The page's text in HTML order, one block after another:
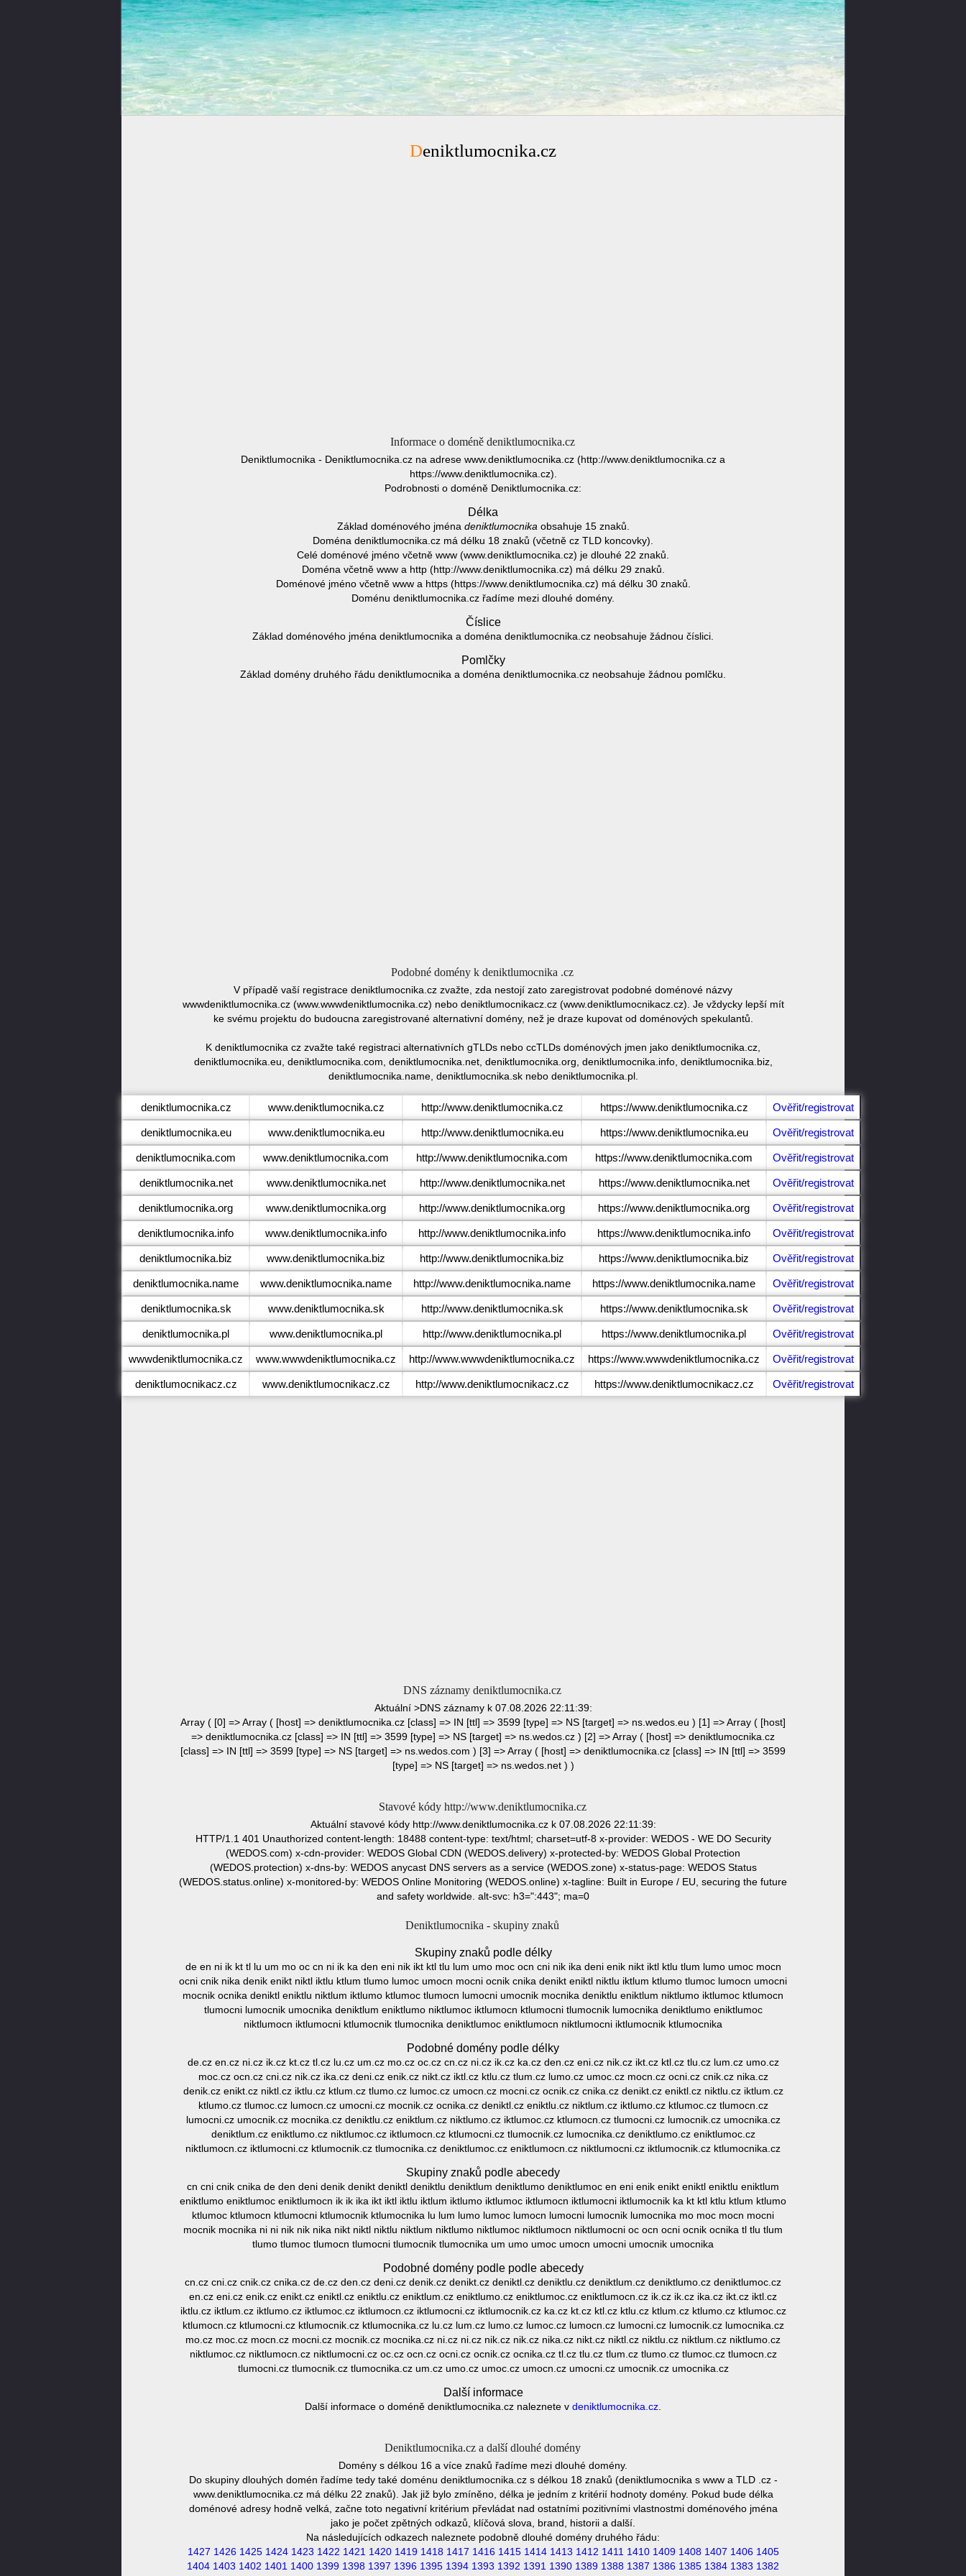
Deniktlumocnika.cz
Informace o doméně deniktlumocnika.cz
Deniktlumocnika - Deniktlumocnika.cz na adrese www.deniktlumocnika.cz (http://www.deniktlumocnika.cz a
https://www.deniktlumocnika.cz).
Podrobnosti o doméně Deniktlumocnika.cz:
Délka
Základ doménového jména deniktlumocnika obsahuje 15 znaků.
Doména deniktlumocnika.cz má délku 18 znaků (včetně cz TLD koncovky).
Celé doménové jméno včetně www (www.deniktlumocnika.cz) je dlouhé 22 znaků.
Doména včetně www a http (http://www.deniktlumocnika.cz) má délku 29 znaků.
Doménové jméno včetně www a https (https://www.deniktlumocnika.cz) má délku 30 znaků.
Doménu deniktlumocnika.cz řadíme mezi dlouhé domény.
Číslice
Základ doménového jména deniktlumocnika a doména deniktlumocnika.cz neobsahuje žádnou číslici.
Pomlčky
Základ domény druhého řádu deniktlumocnika a doména deniktlumocnika.cz neobsahuje žádnou pomlčku.
Podobné domény k deniktlumocnika .cz
V případě vaší registrace deniktlumocnika.cz zvažte, zda nestojí zato zaregistrovat podobné doménové názvy
wwwdeniktlumocnika.cz (www.wwwdeniktlumocnika.cz) nebo deniktlumocnikacz.cz (www.deniktlumocnikacz.cz). Je vždycky lepší mít
ke svému projektu do budoucna zaregistrované alternativní domény, než je draze kupovat od doménových spekulantů.
K deniktlumocnika cz zvažte také registraci alternativních gTLDs nebo ccTLDs doménových jmen jako deniktlumocnika.cz,
deniktlumocnika.eu, deniktlumocnika.com, deniktlumocnika.net, deniktlumocnika.org, deniktlumocnika.info, deniktlumocnika.biz,
deniktlumocnika.name, deniktlumocnika.sk nebo deniktlumocnika.pl.
deniktlumocnika.cz www.deniktlumocnika.cz http://www.deniktlumocnika.cz https://www.deniktlumocnika.cz Ověřit/registrovat
deniktlumocnika.eu www.deniktlumocnika.eu http://www.deniktlumocnika.eu https://www.deniktlumocnika.eu Ověřit/registrovat
deniktlumocnika.com www.deniktlumocnika.com http://www.deniktlumocnika.com https://www.deniktlumocnika.com Ověřit/registrovat
deniktlumocnika.net www.deniktlumocnika.net http://www.deniktlumocnika.net https://www.deniktlumocnika.net Ověřit/registrovat
deniktlumocnika.org www.deniktlumocnika.org http://www.deniktlumocnika.org https://www.deniktlumocnika.org Ověřit/registrovat
deniktlumocnika.info www.deniktlumocnika.info http://www.deniktlumocnika.info https://www.deniktlumocnika.info Ověřit/registrovat
deniktlumocnika.biz www.deniktlumocnika.biz http://www.deniktlumocnika.biz https://www.deniktlumocnika.biz Ověřit/registrovat
deniktlumocnika.name www.deniktlumocnika.name http://www.deniktlumocnika.name https://www.deniktlumocnika.name Ověřit/registrovat
deniktlumocnika.sk www.deniktlumocnika.sk http://www.deniktlumocnika.sk https://www.deniktlumocnika.sk Ověřit/registrovat
deniktlumocnika.pl www.deniktlumocnika.pl http://www.deniktlumocnika.pl https://www.deniktlumocnika.pl Ověřit/registrovat
wwwdeniktlumocnika.cz www.wwwdeniktlumocnika.cz http://www.wwwdeniktlumocnika.cz https://www.wwwdeniktlumocnika.cz Ověřit/registrovat
deniktlumocnikacz.cz www.deniktlumocnikacz.cz http://www.deniktlumocnikacz.cz https://www.deniktlumocnikacz.cz Ověřit/registrovat
DNS záznamy deniktlumocnika.cz
Aktuální >DNS záznamy k 07.08.2026 22:11:39:
Array ( [0] => Array ( [host] => deniktlumocnika.cz [class] => IN [ttl] => 3599 [type] => NS [target] => ns.wedos.eu ) [1] => Array ( [host]
=> deniktlumocnika.cz [class] => IN [ttl] => 3599 [type] => NS [target] => ns.wedos.cz ) [2] => Array ( [host] => deniktlumocnika.cz
[class] => IN [ttl] => 3599 [type] => NS [target] => ns.wedos.com ) [3] => Array ( [host] => deniktlumocnika.cz [class] => IN [ttl] => 3599
[type] => NS [target] => ns.wedos.net ) )
Stavové kódy http://www.deniktlumocnika.cz
Aktuální stavové kódy http://www.deniktlumocnika.cz k 07.08.2026 22:11:39:
HTTP/1.1 401 Unauthorized content-length: 18488 content-type: text/html; charset=utf-8 x-provider: WEDOS - WE DO Security
(WEDOS.com) x-cdn-provider: WEDOS Global CDN (WEDOS.delivery) x-protected-by: WEDOS Global Protection
(WEDOS.protection) x-dns-by: WEDOS anycast DNS servers as a service (WEDOS.zone) x-status-page: WEDOS Status
(WEDOS.status.online) x-monitored-by: WEDOS Online Monitoring (WEDOS.online) x-tagline: Built in Europe / EU, securing the future
and safety worldwide. alt-svc: h3=":443"; ma=0
Deniktlumocnika - skupiny znaků
Skupiny znaků podle délky
de en ni ik kt tl lu um mo oc cn ni ik ka den eni nik ikt ktl tlu lum umo moc ocn cni nik ika deni enik nikt iktl ktlu tlum lumo umoc mocn
ocni cnik nika denik enikt niktl iktlu ktlum tlumo lumoc umocn mocni ocnik cnika denikt eniktl niktlu iktlum ktlumo tlumoc lumocn umocni
mocnik ocnika deniktl eniktlu niktlum iktlumo ktlumoc tlumocn lumocni umocnik mocnika deniktlu eniktlum niktlumo iktlumoc ktlumocn
tlumocni lumocnik umocnika deniktlum eniktlumo niktlumoc iktlumocn ktlumocni tlumocnik lumocnika deniktlumo eniktlumoc
niktlumocn iktlumocni ktlumocnik tlumocnika deniktlumoc eniktlumocn niktlumocni iktlumocnik ktlumocnika
Podobné domény podle délky
de.cz en.cz ni.cz ik.cz kt.cz tl.cz lu.cz um.cz mo.cz oc.cz cn.cz ni.cz ik.cz ka.cz den.cz eni.cz nik.cz ikt.cz ktl.cz tlu.cz lum.cz umo.cz
moc.cz ocn.cz cni.cz nik.cz ika.cz deni.cz enik.cz nikt.cz iktl.cz ktlu.cz tlum.cz lumo.cz umoc.cz mocn.cz ocni.cz cnik.cz nika.cz
denik.cz enikt.cz niktl.cz iktlu.cz ktlum.cz tlumo.cz lumoc.cz umocn.cz mocni.cz ocnik.cz cnika.cz denikt.cz eniktl.cz niktlu.cz iktlum.cz
ktlumo.cz tlumoc.cz lumocn.cz umocni.cz mocnik.cz ocnika.cz deniktl.cz eniktlu.cz niktlum.cz iktlumo.cz ktlumoc.cz tlumocn.cz
lumocni.cz umocnik.cz mocnika.cz deniktlu.cz eniktlum.cz niktlumo.cz iktlumoc.cz ktlumocn.cz tlumocni.cz lumocnik.cz umocnika.cz
deniktlum.cz eniktlumo.cz niktlumoc.cz iktlumocn.cz ktlumocni.cz tlumocnik.cz lumocnika.cz deniktlumo.cz eniktlumoc.cz
niktlumocn.cz iktlumocni.cz ktlumocnik.cz tlumocnika.cz deniktlumoc.cz eniktlumocn.cz niktlumocni.cz iktlumocnik.cz ktlumocnika.cz
Skupiny znaků podle abecedy
cn cni cnik cnika de den deni denik denikt deniktl deniktlu deniktlum deniktlumo deniktlumoc en eni enik enikt eniktl eniktlu eniktlum
eniktlumo eniktlumoc eniktlumocn ik ik ika ikt iktl iktlu iktlum iktlumo iktlumoc iktlumocn iktlumocni iktlumocnik ka kt ktl ktlu ktlum ktlumo
ktlumoc ktlumocn ktlumocni ktlumocnik ktlumocnika lu lum lumo lumoc lumocn lumocni lumocnik lumocnika mo moc mocn mocni
mocnik mocnika ni ni nik nik nika nikt niktl niktlu niktlum niktlumo niktlumoc niktlumocn niktlumocni oc ocn ocni ocnik ocnika tl tlu tlum
tlumo tlumoc tlumocn tlumocni tlumocnik tlumocnika um umo umoc umocn umocni umocnik umocnika
Podobné domény podle podle abecedy
cn.cz cni.cz cnik.cz cnika.cz de.cz den.cz deni.cz denik.cz denikt.cz deniktl.cz deniktlu.cz deniktlum.cz deniktlumo.cz deniktlumoc.cz
en.cz eni.cz enik.cz enikt.cz eniktl.cz eniktlu.cz eniktlum.cz eniktlumo.cz eniktlumoc.cz eniktlumocn.cz ik.cz ik.cz ika.cz ikt.cz iktl.cz
iktlu.cz iktlum.cz iktlumo.cz iktlumoc.cz iktlumocn.cz iktlumocni.cz iktlumocnik.cz ka.cz kt.cz ktl.cz ktlu.cz ktlum.cz ktlumo.cz ktlumoc.cz
ktlumocn.cz ktlumocni.cz ktlumocnik.cz ktlumocnika.cz lu.cz lum.cz lumo.cz lumoc.cz lumocn.cz lumocni.cz lumocnik.cz lumocnika.cz
mo.cz moc.cz mocn.cz mocni.cz mocnik.cz mocnika.cz ni.cz ni.cz nik.cz nik.cz nika.cz nikt.cz niktl.cz niktlu.cz niktlum.cz niktlumo.cz
niktlumoc.cz niktlumocn.cz niktlumocni.cz oc.cz ocn.cz ocni.cz ocnik.cz ocnika.cz tl.cz tlu.cz tlum.cz tlumo.cz tlumoc.cz tlumocn.cz
tlumocni.cz tlumocnik.cz tlumocnika.cz um.cz umo.cz umoc.cz umocn.cz umocni.cz umocnik.cz umocnika.cz
Další informace
Další informace o doméně deniktlumocnika.cz naleznete v deniktlumocnika.cz
Deniktlumocnika.cz a další dlouhé domény
Domény s délkou 16 a více znaků řadíme mezi dlouhé domény.
Do skupiny dlouhých domén řadíme tedy také doménu deniktlumocnika.cz s délkou 18 znaků (deniktlumocnika s www a TLD .cz -
www.deniktlumocnika.cz má délku 22 znaků). Jak již bylo zmíněno, délka je jedním z kritérií hodnoty domény. Pokud bude délka
doménové adresy hodně velká, začne toto negativní kritérium převládat nad ostatními pozitivními vlastnostmi doménového jména
jako je počet zpětných odkazů, klíčová slova, brand, historii a další.
Na následujících odkazech naleznete podobně dlouhé domény druhého řádu:
1427 1426 1425 1424 1423 1422 1421 1420 1419 1418 1417 1416 1415 1414 1413 1412 1411 1410 1409 1408 1407 1406 1405
1404 1403 1402 1401 1400 1399 1398 1397 1396 1395 1394 1393 1392 1391 1390 1389 1388 1387 1386 1385 1384 1383 1382